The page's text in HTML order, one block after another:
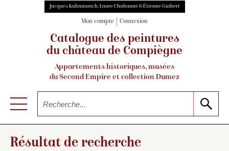
Jacques Kuhnmunch, Laure Chabanne & Étienne Guibert
Mon compte Connexion
Catalogue des peintures
du château de Compiègne
Appartements historiques, musées
du Second Empire et collection Dumez
Résultat de recherche